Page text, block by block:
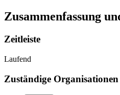
Zusammenfassung
Zeitleiste
Laufend
Zuständige Organisationen